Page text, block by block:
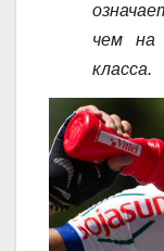
чем на
класса.